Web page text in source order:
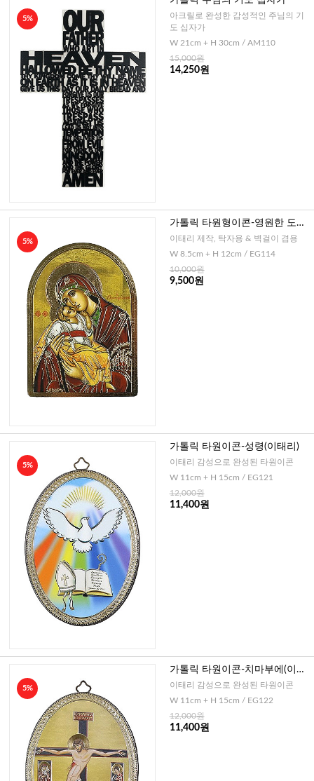
5%
아크릴로 완성한 감성적인 주님의 기
도 십자가
W 21cm + H 30cm / AM110
15,000원
14,250원
5%
가톨릭 타원형이콘-영원한 도움
의 성모(이태리)
이태리 제작, 탁자용 & 벽걸이 겸용
W 8.5cm + H 12cm / EG114
10,000원
9,500원
5%
가톨릭 타원이콘-성령(이태리)
이태리 감성으로 완성된 타원이콘
W 11cm + H 15cm / EG121
12,000원
11,400원
5%
가톨릭 타원이콘-치마부에(이태
리)
이태리 감성으로 완성된 타원이콘
W 11cm + H 15cm / EG122
12,000원
11,400원